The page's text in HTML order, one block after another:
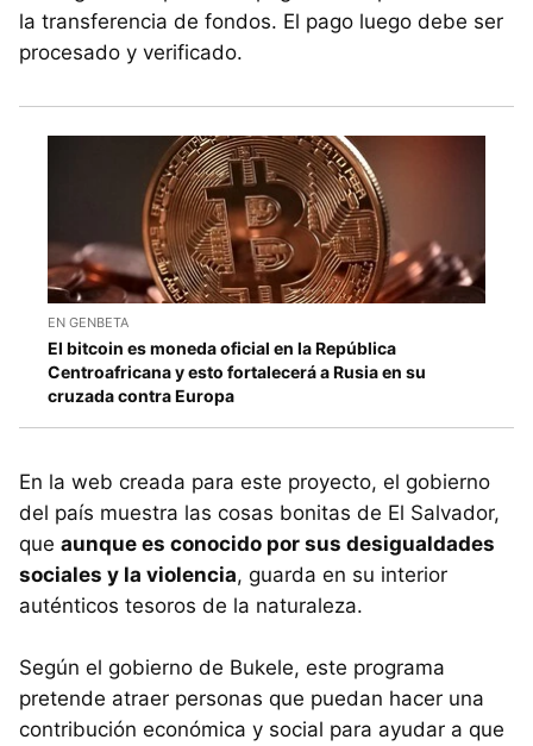
la transferencia de fondos. El pago luego debe ser
procesado y verificado.
EN GENBETA
El bitcoin es moneda oficial en la República
Centroafricana y esto fortalecerá a Rusia en su
cruzada contra Europa
En la web creada para este proyecto, el gobierno
del país muestra las cosas bonitas de El Salvador,
que aunque es conocido por sus desigualdades
sociales y la violencia, guarda en su interior
auténticos tesoros de la naturaleza.
Según el gobierno de Bukele, este programa
pretende atraer personas que puedan hacer una
contribución económica y social para ayudar a que